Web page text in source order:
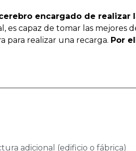
encargado de realizar
es capaz de tomar las mejores
para realizar una recarga. Por
adicional (edificio o fábrica)